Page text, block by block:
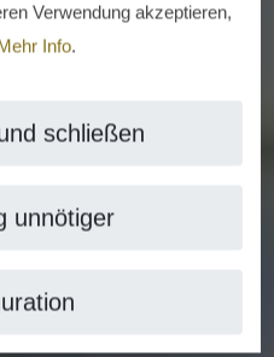
Verwendung akzeptieren,
Info.
schließen
unnötiger